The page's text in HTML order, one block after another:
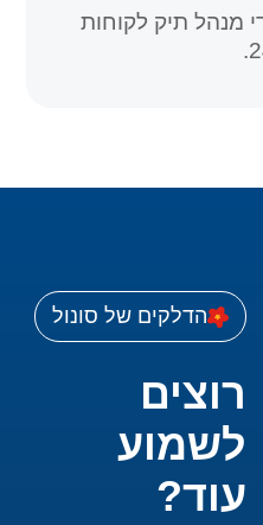
מנהל תיק לקוחות
הדלקים של סונול
רוצים
לשמוע
עוד?